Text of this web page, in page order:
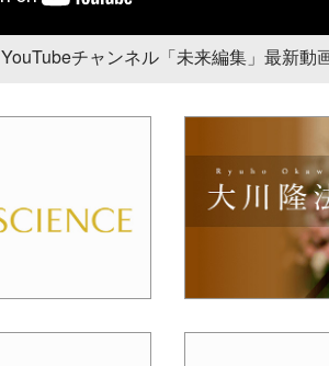
YouTubeチャンネル「未来編集」最新動